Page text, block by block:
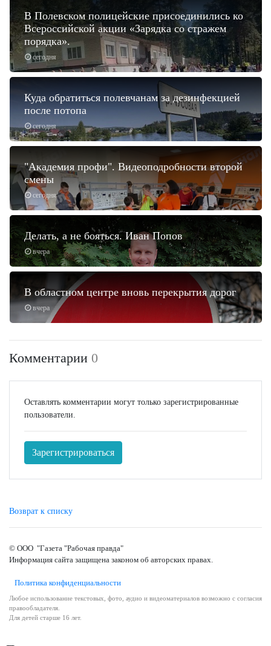
сегодня
В Полевском полицейские присоединились ко
Всероссийской акции «Зарядка со стражем
порядка».
сегодня
Куда обратиться полевчанам за дезинфекцией
после потопа
сегодня
"Академия профи". Видеоподробности второй
смены
вчера
Делать, а не бояться. Иван Попов
вчера
В областном центре вновь перекрытия дорог
Комментарии 0
Оставлять комментарии могут только зарегистрированные
пользователи.
Зарегистрироваться
Возврат к списку
© ООО "Газета "Рабочая правда"
Информация сайта защищена законом об авторских правах.
Политика конфиденциальности
Любое использование текстовых, фото, аудио и видеоматериалов возможно с согласия
правообладателя.
Для детей старше 16 лет.